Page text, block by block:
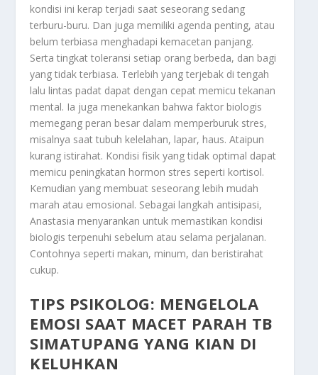
kondisi ini kerap terjadi saat seseorang sedang
terburu-buru. Dan juga memiliki agenda penting, atau
belum terbiasa menghadapi kemacetan panjang.
Serta tingkat toleransi setiap orang berbeda, dan bagi
yang tidak terbiasa. Terlebih yang terjebak di tengah
lalu lintas padat dapat dengan cepat memicu tekanan
mental. Ia juga menekankan bahwa faktor biologis
memegang peran besar dalam memperburuk stres,
misalnya saat tubuh kelelahan, lapar, haus. Ataipun
kurang istirahat. Kondisi fisik yang tidak optimal dapat
memicu peningkatan hormon stres seperti kortisol.
Kemudian yang membuat seseorang lebih mudah
marah atau emosional. Sebagai langkah antisipasi,
Anastasia menyarankan untuk memastikan kondisi
biologis terpenuhi sebelum atau selama perjalanan.
Contohnya seperti makan, minum, dan beristirahat
cukup.
TIPS PSIKOLOG: MENGELOLA
EMOSI SAAT MACET PARAH TB
SIMATUPANG YANG KIAN DI
KELUHKAN